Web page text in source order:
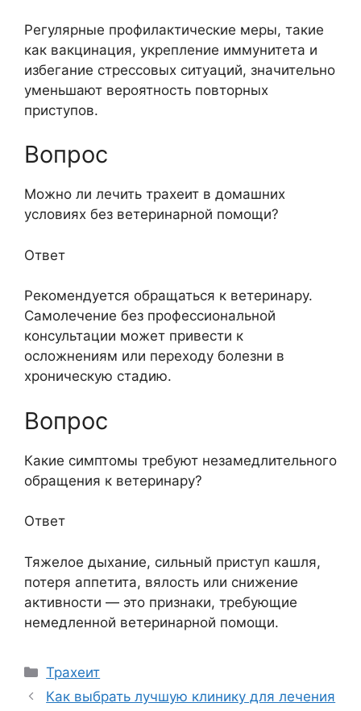
Регулярные профилактические меры, такие
как вакцинация, укрепление иммунитета и
избегание стрессовых ситуаций, значительно
уменьшают вероятность повторных
приступов.
Вопрос
Можно ли лечить трахеит в домашних
условиях без ветеринарной помощи?
Ответ
Рекомендуется обращаться к ветеринару.
Самолечение без профессиональной
консультации может привести к
осложнениям или переходу болезни в
хроническую стадию.
Вопрос
Какие симптомы требуют незамедлительного
обращения к ветеринару?
Ответ
Тяжелое дыхание, сильный приступ кашля,
потеря аппетита, вялость или снижение
активности — это признаки, требующие
немедленной ветеринарной помощи.
Рубрики
Трахеит
Как выбрать лучшую клинику для лечения